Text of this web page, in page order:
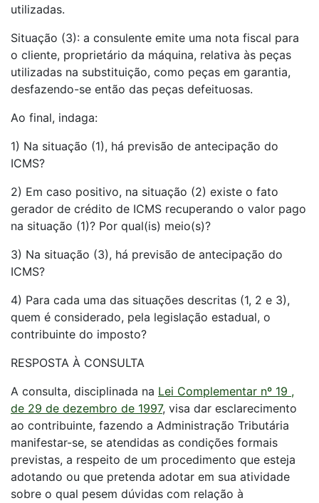
utilizadas.
Situação (3): a consulente emite uma nota fiscal para
o cliente, proprietário da máquina, relativa às peças
utilizadas na substituição, como peças em garantia,
desfazendo-se então das peças defeituosas.
Ao final, indaga:
1) Na situação (1), há previsão de antecipação do
ICMS?
2) Em caso positivo, na situação (2) existe o fato
gerador de crédito de ICMS recuperando o valor pago
na situação (1)? Por qual(is) meio(s)?
3) Na situação (3), há previsão de antecipação do
ICMS?
4) Para cada uma das situações descritas (1, 2 e 3),
quem é considerado, pela legislação estadual, o
contribuinte do imposto?
RESPOSTA À CONSULTA
A consulta, disciplinada na Lei Complementar nº 19 ,
de 29 de dezembro de 1997, visa dar esclarecimento
ao contribuinte, fazendo a Administração Tributária
manifestar-se, se atendidas as condições formais
previstas, a respeito de um procedimento que esteja
adotando ou que pretenda adotar em sua atividade
sobre o qual pesem dúvidas com relação à